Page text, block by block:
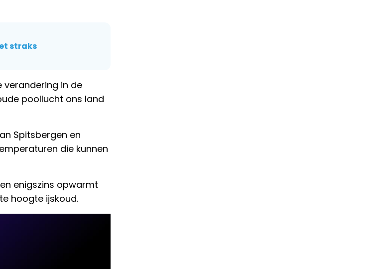
straks
verandering in de
poollucht ons land
Spitsbergen en
die kunnen
enigszins opwarmt
hoogte ijskoud.